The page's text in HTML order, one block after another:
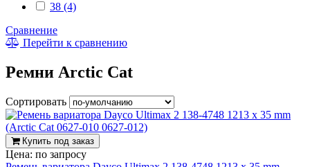
38 (4)
Сравнение
Перейти к сравнению
Ремни Arctic Cat
Сортировать
Купить под заказ
Цена: по запросу